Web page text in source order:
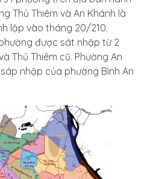
Thủ Thiêm và An Khánh là
lập vào tháng 20/210.
được sát nhập từ 2
Thủ Thiêm cũ. Phường An
nhập của phường Bình An